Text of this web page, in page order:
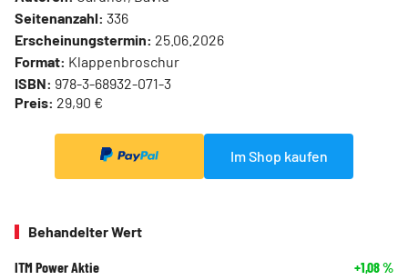
Seitenanzahl: 336
Erscheinungstermin: 25.06.2026
Format: Klappenbroschur
ISBN: 978-3-68932-071-3
Preis: 29,90 €
Im Shop kaufen
Behandelter Wert
ITM Power Aktie +1,08%